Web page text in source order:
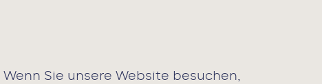
Wenn Sie unsere Website besuchen,